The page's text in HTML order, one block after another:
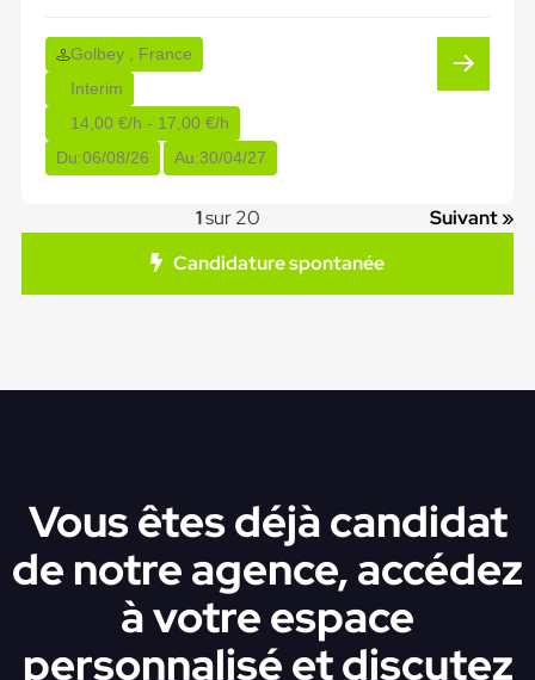
Golbey , France
Interim
14,00 €/h - 17,00 €/h
Du:06/08/26 Au:30/04/27
1sur 20
Suivant »
Candidature spontanée
Vous êtes déjà candidat
de notre agence, accédez
à votre espace
personnalisé et discutez